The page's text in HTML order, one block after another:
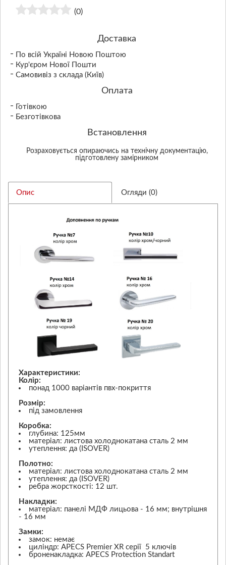
(0)
Доставка
По всій Україні Новою Поштою
Кур'єром Нової Пошти
Самовивіз з склада (Київ)
Оплата
Готівкою
Безготівкова
Встановлення
Розраховується опираючись на технічну документацію,
підготовлену замірником
Опис Огляди (0)
Характеристики:
Колір:
понад 1000 варіантів пвх-покриття
Розмір:
під замовлення
Коробка:
глубина: 125мм
матеріал: листова холоднокатана сталь 2 мм
утеплення: да (ISOVER)
Полотно:
матеріал: листова холоднокатана сталь 2 мм
утеплення: да (ISOVER)
ребра жорсткості: 12 шт.
Накладки:
матеріал: панелі МДФ лицьова - 16 мм; внутрішня
- 16 мм
Замки:
замок: немає
циліндр: APECS Premier XR серії 5 ключів
броненакладка: APECS Protection Standart